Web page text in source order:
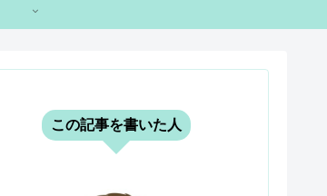
この記事を書いた人